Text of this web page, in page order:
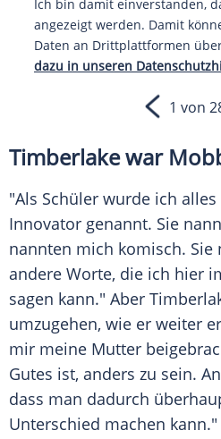
Ich bin damit einverstanden,
angezeigt werden. Damit
Daten an Drittplattformen
dazu in unseren
1 von
Timberlake war
"Als Schüler wurde ich
Innovator genannt. Sie
nannten mich komisch.
andere Worte, die ich hier
sagen kann." Aber
umzugehen, wie er weiter
mir meine Mutter
Gutes ist, anders zu sein.
dass man dadurch
Unterschied machen kann."